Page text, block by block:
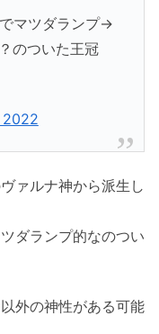
マツダランプ→
のついた王冠
ァルナ神から派生し
ダランプ的なのつい
外の神性がある可能